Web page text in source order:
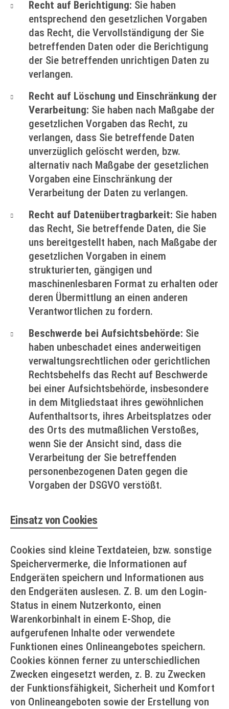
Recht auf Berichtigung: Sie haben
entsprechend den gesetzlichen Vorgaben
das Recht, die Vervollständigung der Sie
betreffenden Daten oder die Berichtigung
der Sie betreffenden unrichtigen Daten zu
verlangen.
Recht auf Löschung und Einschränkung der
Verarbeitung: Sie haben nach Maßgabe der
gesetzlichen Vorgaben das Recht, zu
verlangen, dass Sie betreffende Daten
unverzüglich gelöscht werden, bzw.
alternativ nach Maßgabe der gesetzlichen
Vorgaben eine Einschränkung der
Verarbeitung der Daten zu verlangen.
Recht auf Datenübertragbarkeit: Sie haben
das Recht, Sie betreffende Daten, die Sie
uns bereitgestellt haben, nach Maßgabe der
gesetzlichen Vorgaben in einem
strukturierten, gängigen und
maschinenlesbaren Format zu erhalten oder
deren Übermittlung an einen anderen
Verantwortlichen zu fordern.
Beschwerde bei Aufsichtsbehörde: Sie
haben unbeschadet eines anderweitigen
verwaltungsrechtlichen oder gerichtlichen
Rechtsbehelfs das Recht auf Beschwerde
bei einer Aufsichtsbehörde, insbesondere
in dem Mitgliedstaat ihres gewöhnlichen
Aufenthaltsorts, ihres Arbeitsplatzes oder
des Orts des mutmaßlichen Verstoßes,
wenn Sie der Ansicht sind, dass die
Verarbeitung der Sie betreffenden
personenbezogenen Daten gegen die
Vorgaben der DSGVO verstößt.
Einsatz von Cookies
Cookies sind kleine Textdateien, bzw. sonstige
Speichervermerke, die Informationen auf
Endgeräten speichern und Informationen aus
den Endgeräten auslesen. Z. B. um den Login-
Status in einem Nutzerkonto, einen
Warenkorbinhalt in einem E-Shop, die
aufgerufenen Inhalte oder verwendete
Funktionen eines Onlineangebotes speichern.
Cookies können ferner zu unterschiedlichen
Zwecken eingesetzt werden, z. B. zu Zwecken
der Funktionsfähigkeit, Sicherheit und Komfort
von Onlineangeboten sowie der Erstellung von